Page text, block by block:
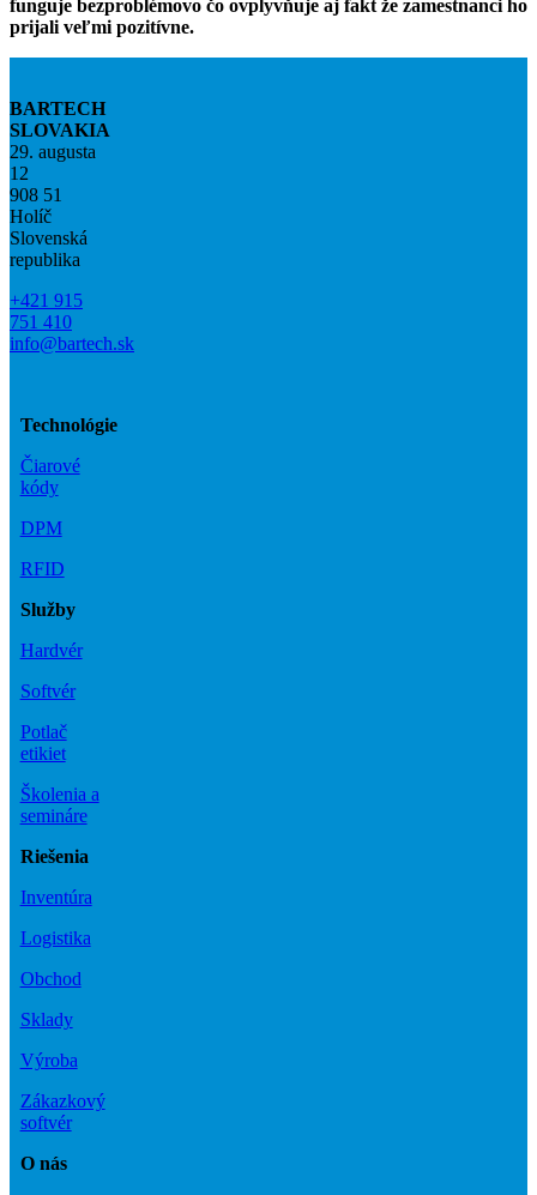
funguje bezproblémovo čo ovplyvňuje aj fakt že zamestnanci ho
prijali veľmi pozitívne.
BARTECH
SLOVAKIA
29. augusta
12
908 51
Holíč
Slovenská
republika
+421 915
751 410
info@bartech.sk
Technológie
Čiarové
kódy
DPM
RFID
Služby
Hardvér
Softvér
Potlač
etikiet
Školenia a
semináre
Riešenia
Inventúra
Logistika
Obchod
Sklady
Výroba
Zákazkový
softvér
O nás